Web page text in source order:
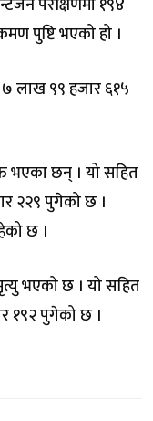
पुष्टि भएको हो ।
लाख ९९ हजार ६१५
भएका छन् । यो सहित
२२९ पुगेको छ ।
छ ।
भएको छ । यो सहित
१९२ पुगेको छ ।